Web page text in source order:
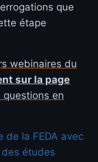
que
étape
webinaires du
sur la page
questions en
la FEDA avec
études